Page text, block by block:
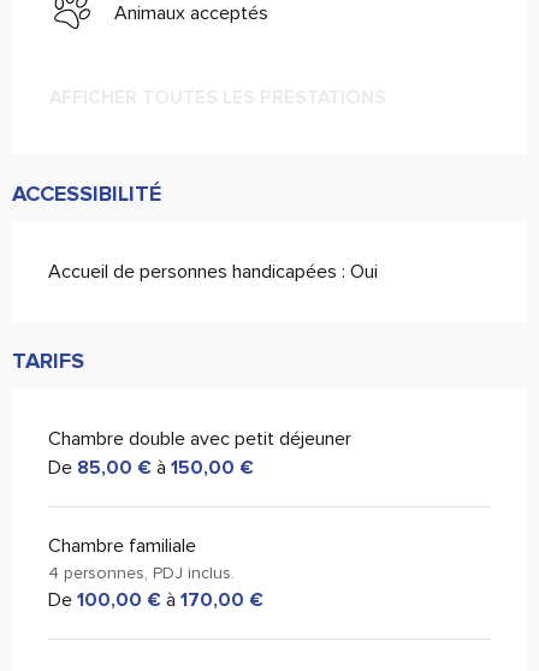
Animaux acceptés
ACCESSIBILITÉ
Accueil de personnes handicapées : Oui
TARIFS
Chambre double avec petit déjeuner
De 85,00 € à 150,00 €
Chambre familiale
4 personnes, PDJ inclus.
De 100,00 € à 170,00 €